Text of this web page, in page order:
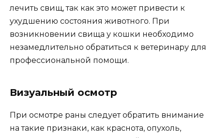
лечить свищ, так как это может привести к
ухудшению состояния животного. При
возникновении свища у кошки необходимо
незамедлительно обратиться к ветеринару для
профессиональной помощи.
Визуальный осмотр
При осмотре раны следует обратить внимание
на такие признаки, как краснота, опухоль,